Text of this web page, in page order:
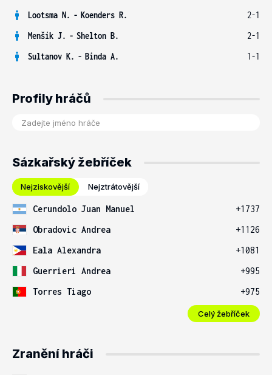
Lootsma N. - Koenders R.
2-1
Menšík J. - Shelton B.
2-1
Sultanov K. - Binda A. 1-1
Profily hráčů
Sázkařský žebříček
Nejziskovější Nejztrátovější
Cerundolo Juan Manuel
+1737
Obradovic Andrea
+1126
Eala Alexandra
+1081
Guerrieri Andrea
+995
Torres Tiago
+975
Celý žebříček
Zranění hráči